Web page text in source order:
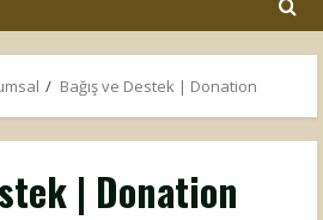
Bağış ve Destek | Donation
| Donation